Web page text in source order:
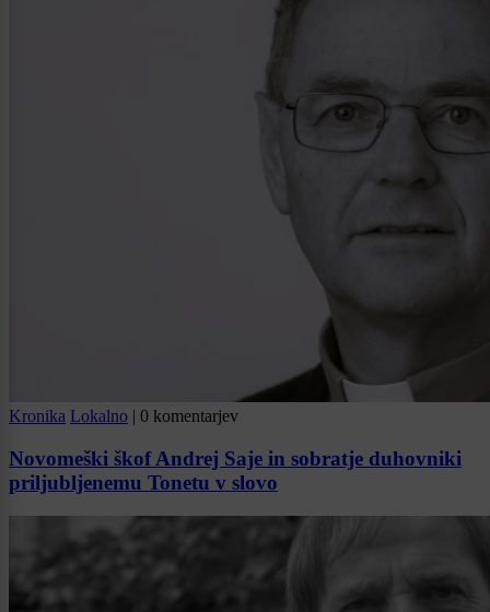
Kronika Lokalno | 0 komentarjev
Novomeški škof Andrej Saje in sobratje duhovniki
priljubljenemu Tonetu v slovo